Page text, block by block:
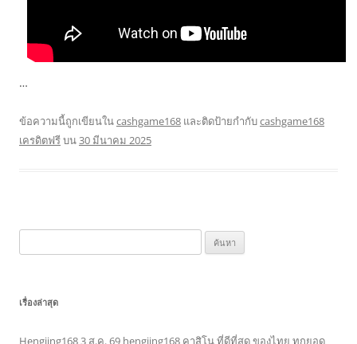
…
ข้อความนี้ถูกเขียนในcashgame168 และติดป้ายกำกับcashgame168
เครดิตฟรีบน30 มีนาคม 2025
สำหรับ:
เรื่องล่าสุด
Hengjing168 3 ส.ค. 69 hengjing168 คาสิโน ที่ดีที่สุด ของไทย ทุกยอด